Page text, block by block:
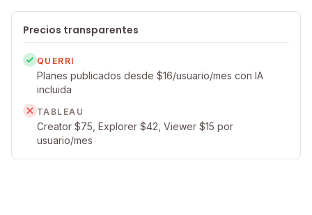
Precios transparentes
QUERRI
Planes publicados desde $16/usuario/mes con IA
incluida
TABLEAU
Creator $75, Explorer $42, Viewer $15 por
usuario/mes